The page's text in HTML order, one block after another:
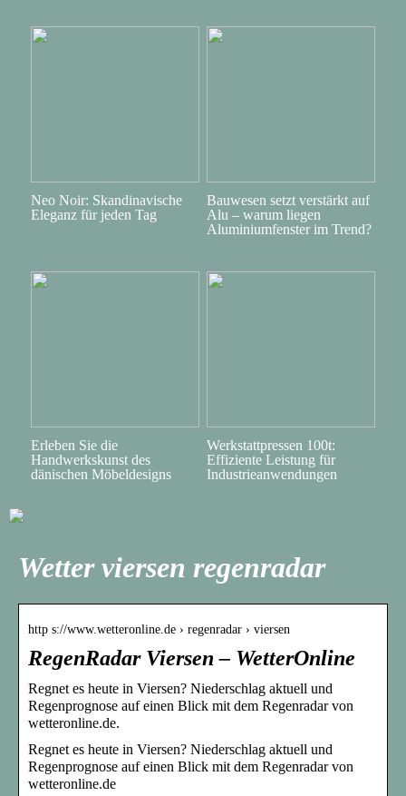
Neo Noir: Skandinavische
Eleganz für jeden Tag
Bauwesen setzt verstärkt auf
Alu – warum liegen
Aluminiumfenster im Trend?
Erleben Sie die
Handwerkskunst des
dänischen Möbeldesigns
Werkstattpressen 100t:
Effiziente Leistung für
Industrieanwendungen
Wetter viersen regenradar
http s://www.wetteronline.de › regenradar › viersen
RegenRadar Viersen – WetterOnline
Regnet es heute in Viersen? Niederschlag aktuell und
Regenprognose auf einen Blick mit dem Regenradar von
wetteronline.de.
Regnet es heute in Viersen? Niederschlag aktuell und
Regenprognose auf einen Blick mit dem Regenradar von
wetteronline.de